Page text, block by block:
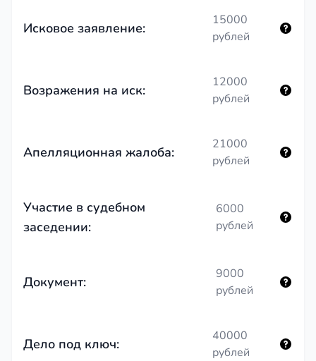
Исковое заявление:
15000
рублей
Возражения на иск:
12000
рублей
Апелляционная жалоба:
21000
рублей
Участие в судебном
заседении:
6000
рублей
Документ:
9000
рублей
Дело под ключ:
40000
рублей